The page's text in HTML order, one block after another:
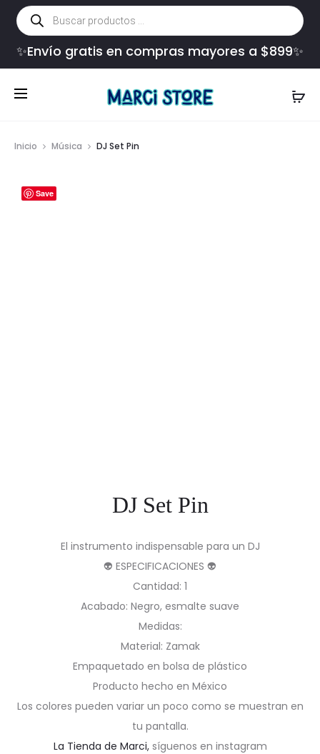
Búsqueda
de
productos
✨Envío gratis en compras mayores a $899✨
Inicio Música DJ Set Pin
Save
DJ Set Pin
El instrumento indispensable para un DJ
👽 ESPECIFICACIONES 👽
Cantidad: 1
Acabado: Negro, esmalte suave
Medidas:
Material: Zamak
Empaquetado en bolsa de plástico
Producto hecho en México
Los colores pueden variar un poco como se muestran en
tu pantalla.
La Tienda de Marci, síguenos en instagram